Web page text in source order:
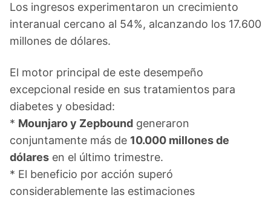
Los ingresos experimentaron un crecimiento
interanual cercano al 54%, alcanzando los 17.600
millones de dólares.
El motor principal de este desempeño
excepcional reside en sus tratamientos para
diabetes y obesidad:
* Mounjaro y Zepbound generaron
conjuntamente más de 10.000 millones de
dólares en el último trimestre.
* El beneficio por acción superó
considerablemente las estimaciones